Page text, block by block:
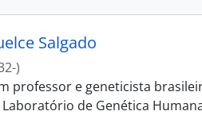
Salgado
)
professor e geneticista
de Genética